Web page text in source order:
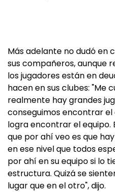
Más adelante no dudó en
sus compañeros, aunque
los jugadores están en
hacen en sus clubes: "Me
realmente hay grandes
conseguimos encontrar el
logra encontrar el equipo.
que por ahí veo es que
en ese nivel que todos
por ahí en su equipo si lo
estructura. Quizá se
lugar que en el otro", dijo.